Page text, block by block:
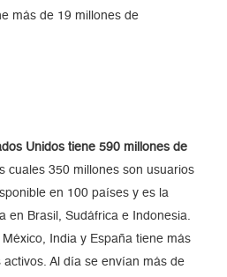
más de 19 millones de
Unidos tiene 590 millones de
cuales 350 millones son usuarios
en 100 países y es la
en Brasil, Sudáfrica e Indonesia.
India y España tiene más
Al día se envían más de